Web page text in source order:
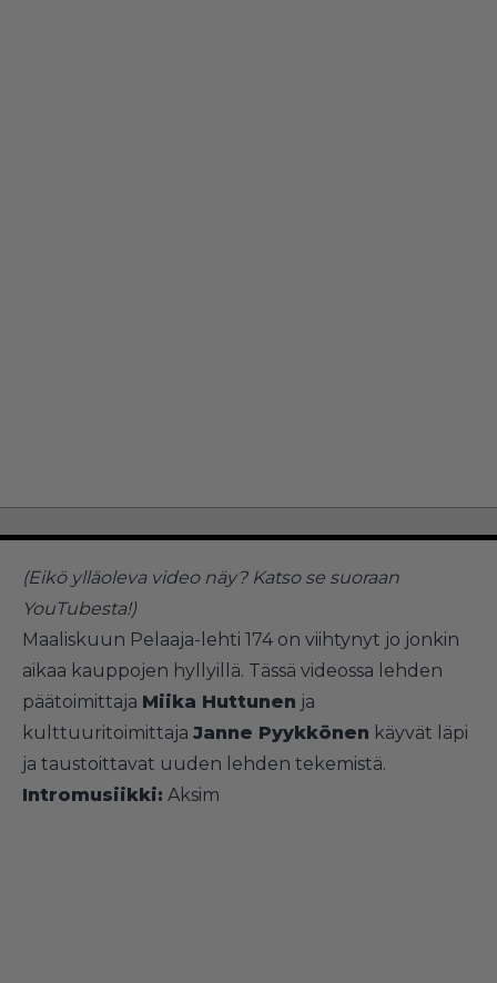
(Eikö ylläoleva video näy? Katso se suoraan
YouTubesta!)
Maaliskuun Pelaaja-lehti 174 on viihtynyt jo jonkin
aikaa kauppojen hyllyillä. Tässä videossa lehden
päätoimittaja Miika Huttunen ja
kulttuuritoimittaja Janne Pyykkönen käyvät läpi
ja taustoittavat uuden lehden tekemistä.
Intromusiikki: Aksim